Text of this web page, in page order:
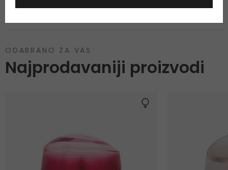
Prirodni proizvod
DA,
ODABRANO ZA VAS
Najprodavaniji proizvodi